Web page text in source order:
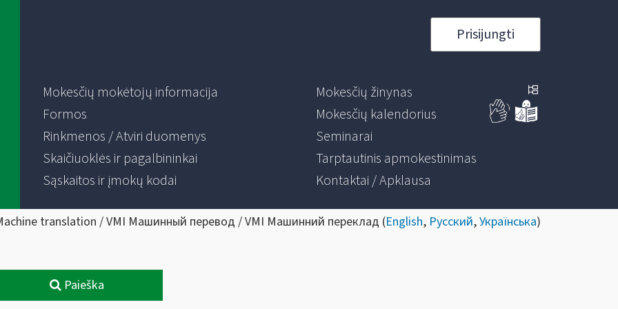
Prisijungti
Mokesčių mokėtojų informacija
Formos
Rinkmenos / Atviri duomenys
Skaičiuoklės ir pagalbininkai
Sąskaitos ir įmokų kodai
Mokesčių žinynas
Mokesčių kalendorius
Seminarai
Tarptautinis apmokestinimas
Kontaktai / Apklausa
translation / VMI Машинный перевод / VMI Машинний переклад (English, Русский,Українська)
Paieška